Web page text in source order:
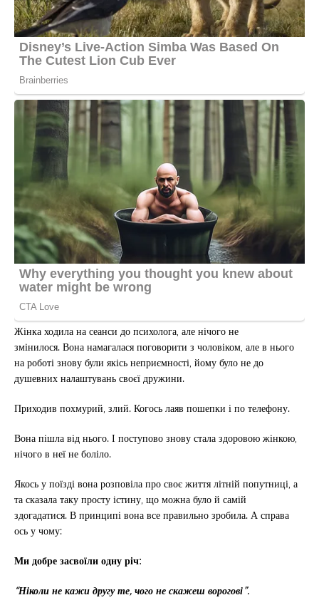
Жінка ходила на сеанси до психолога, але нічого не
змінилося. Вона намагалася поговорити з чоловіком, але в нього
на роботі знову були якісь неприємності, йому було не до
душевних налаштувань своєї дружини.
Приходив похмурий, злий. Когось лаяв пошепки і по телефону.
Вона пішла від нього. І поступово знову стала здоровою жінкою,
нічого в неї не боліло.
Якось у поїзді вона розповіла про своє життя літній попутниці, а
та сказала таку просту істину, що можна було й самій
здогадатися. В принципі вона все правильно зробила. А справа
ось у чому:
Ми добре засвоїли одну річ:
“Ніколи не кажи другу те, чого не скажеш ворогові”.